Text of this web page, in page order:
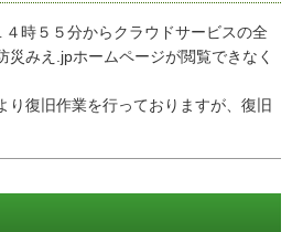
時５５分からクラウドサービスの全
災みえ.jpホームページが閲覧できなく
り復旧作業を行っておりますが、復旧